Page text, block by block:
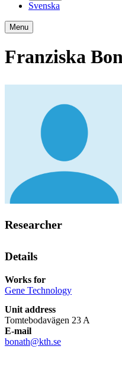
Svenska
Menu
Franziska
Researcher
Details
Works for
Gene Technology
Unit address
Tomtebodavägen 23 A
E-mail
bonath@kth.se